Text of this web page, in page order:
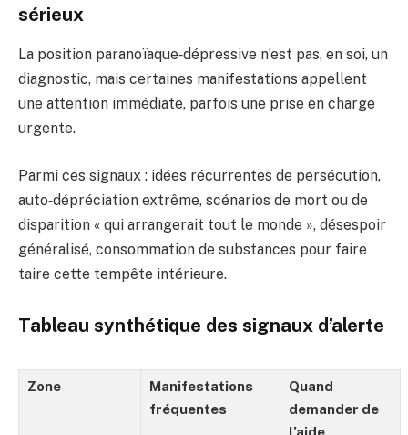
sérieux
La position paranoïaque‑dépressive n’est pas, en soi, un
diagnostic, mais certaines manifestations appellent
une attention immédiate, parfois une prise en charge
urgente.
Parmi ces signaux : idées récurrentes de persécution,
auto‑dépréciation extrême, scénarios de mort ou de
disparition « qui arrangerait tout le monde », désespoir
généralisé, consommation de substances pour faire
taire cette tempête intérieure.
Tableau synthétique des signaux d’alerte
Zone
Manifestations
fréquentes
Quand
demander de
l’aide